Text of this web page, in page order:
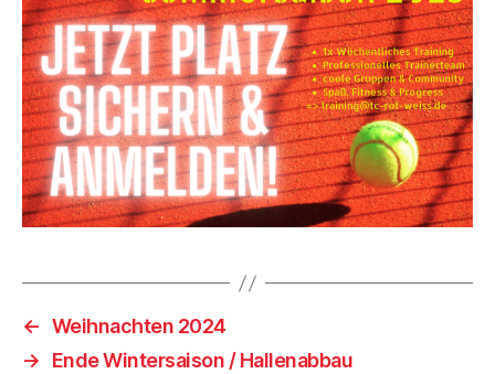
← Weihnachten 2024
→
Ende Wintersaison / Hallenabbau